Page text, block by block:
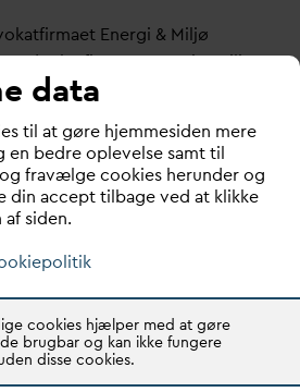
Energi & Miljø
Advokatfirmaet Energi & Miljø
og rådgivere fra
forplejning,
data
til at gøre hjemmesiden mere
en bedre oplevelse samt til
fravælge cookies herunder og
accept tilbage ved at klikke
af siden.
cookies hjælper med at gøre
brugbar og kan ikke fungere
disse cookies.